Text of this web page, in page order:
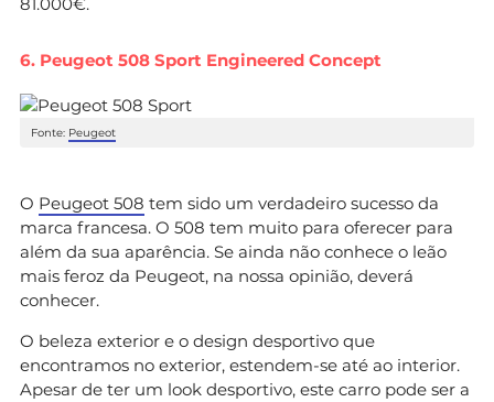
81.000€.
6. Peugeot 508 Sport Engineered Concept
Fonte: Peugeot
O Peugeot 508 tem sido um verdadeiro sucesso da
marca francesa. O 508 tem muito para oferecer para
além da sua aparência. Se ainda não conhece o leão
mais feroz da Peugeot, na nossa opinião, deverá
conhecer.
O beleza exterior e o design desportivo que
encontramos no exterior, estendem-se até ao interior.
Apesar de ter um look desportivo, este carro pode ser a